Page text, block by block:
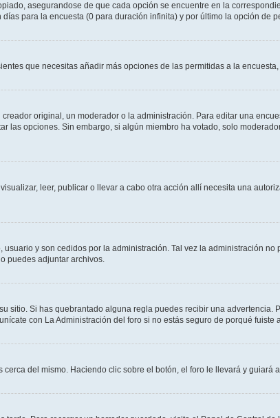
asegurandose de que cada opción se encuentre en la
para la encuesta (0 para duración infinita) y por último la opción de
que necesitas añadir más opciones de las permitidas a la
original, un moderador o la administración. Para editar una
las opciones. Sin embargo, si algún miembro ha votado, solo
leer, publicar o llevar a cabo otra acción allí necesita una
y son cedidos por la administración. Tal vez la administración
puedes adjuntar archivos.
sitio. Si has quebrantado alguna regla puedes recibir una
con La Administración del foro si no estás seguro de porqué fuiste
del mismo. Haciendo clic sobre el botón, el foro le llevará y guiará